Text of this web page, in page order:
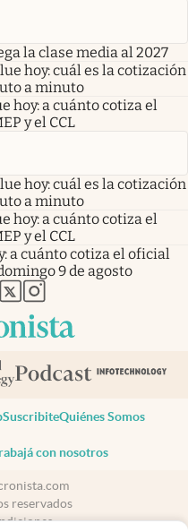
la clase media al 2027
hoy: cuál es la cotización
a minuto
hoy: a cuánto cotiza el
y el CCL
hoy: cuál es la cotización
a minuto
hoy: a cuánto cotiza el
y el CCL
a cuánto cotiza el oficial
9 de agosto
pestaña
en nueva pestaña
en nueva pestaña
abre en nueva pestaña
abre en nueva pestaña
SuscribiteQuiénes Somos
con nosotros
reservados